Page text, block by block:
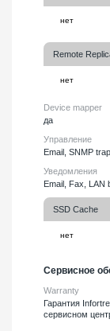
Remote
Device mapper
да
Управление
Email, SNMP
Уведомления
Email, Fax, LAN
SSD Cache
Сервисное
Warranty
Гарантия
сервисном